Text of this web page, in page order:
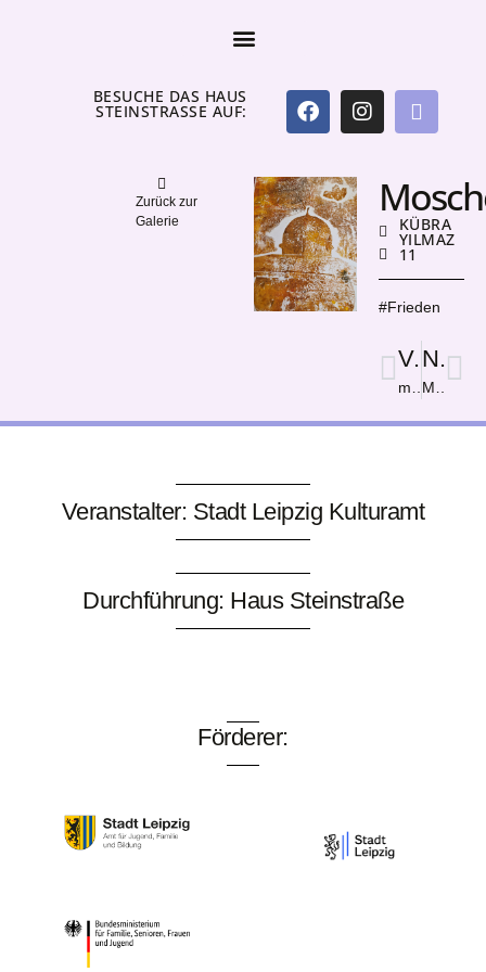
BESUCHE DAS HAUS
STEINSTRASSE AUF:
Zurück zur
Galerie
KÜBRA
YILMAZ
11
#Frieden
Vorige
monster
Nächster
Monsters
Veranstalter: Stadt Leipzig Kulturamt
Durchführung: Haus Steinstraße
Förderer: